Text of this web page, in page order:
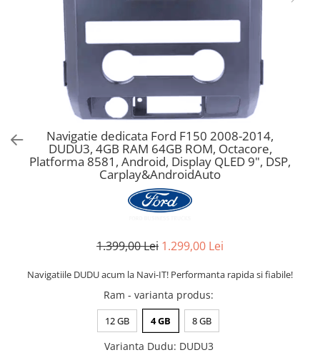
Navigatie dedicata Ford F150 2008-2014,
DUDU3, 4GB RAM 64GB ROM, Octacore,
Platforma 8581, Android, Display QLED 9", DSP,
Carplay&AndroidAuto
1.399,00 Lei 1.299,00 Lei
Navigatiile DUDU acum la Navi-IT! Performanta rapida si fiabile!
Ram - varianta produs:
12 GB 4 GB 8 GB
Varianta Dudu: DUDU3